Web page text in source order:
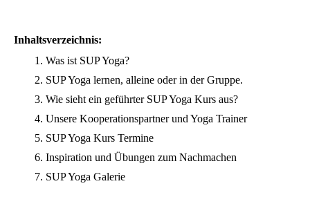
Inhaltsverzeichnis:
Was ist SUP Yoga?
SUP Yoga lernen, alleine oder in der Gruppe.
Wie sieht ein geführter SUP Yoga Kurs aus?
Unsere Kooperationspartner und Yoga Trainer
SUP Yoga Kurs Termine
Inspiration und Übungen zum Nachmachen
SUP Yoga Galerie